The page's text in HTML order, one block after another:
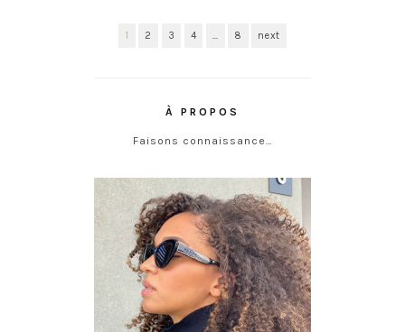
1 2 3 4 … 8 next
À PROPOS
Faisons connaissance…